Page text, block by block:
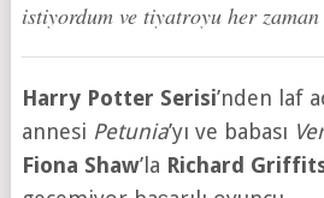
istiyordum ve tiyatroyu her
Harry Potter Serisi’nden laf
annesi Petunia’yı ve babası
Fiona Shaw’la Richard